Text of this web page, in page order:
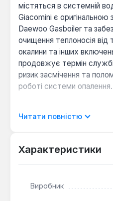
містяться в системній
Giacomini є оригінальною
Daewoo Gasboiler та
очищення теплоносія від
окалини та інших
продовжує термін
ризик засмічення та
роботі системи опалення.
Захист
Зручне
фільтруючого
Читати повністю
Характеристики
Виробник